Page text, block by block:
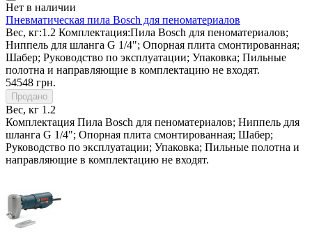
Нет в наличии
Пневматическая пила Bosch для пеноматериалов
Вес, кг:1.2 Комплектация:Пила Bosch для пеноматериалов;
Ниппель для шланга G 1/4"; Опорная плита смонтированная;
Шабер; Руководство по эксплуатации; Упаковка; Пильные
полотна и направляющие в комплектацию не входят.
54548 грн.
Продано
Вес, кг 1.2
Комплектация Пила Bosch для пеноматериалов; Ниппель для
шланга G 1/4"; Опорная плита смонтированная; Шабер;
Руководство по эксплуатации; Упаковка; Пильные полотна и
направляющие в комплектацию не входят.